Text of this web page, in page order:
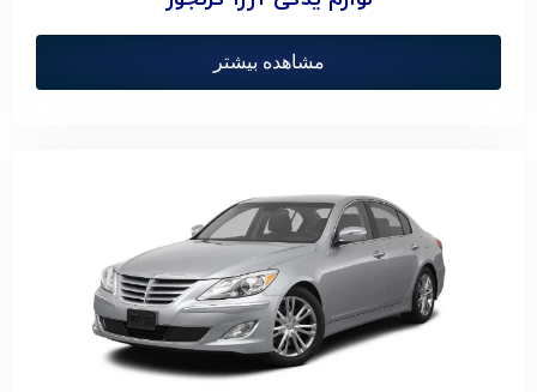
مشاهده بیشتر